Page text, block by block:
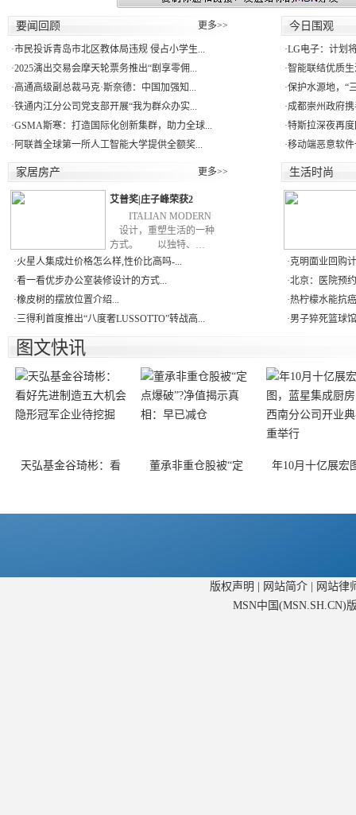
要闻回顾 更多>>
·市民投诉青岛市北区教体局违规 侵占小学生...
·2025演出交易会摩天轮票务推出“剧享零佣...
·高通高级副总裁马克·斯奈德：中国加强知...
·铁通内江分公司党支部开展“我为群众办实...
·GSMA斯寒：打造国际化创新集群，助力全球...
· 阿联酋全球第一所人工智能大学提供全额奖...
今日围观
·LG电子：计划
·智能联结优质
·保护水源地，“
·成都崇州政府
·特斯拉深夜再
·移动端恶意软件
家居房产 更多>>
艾普奖|庄子峰荣获2
ITALIAN MODERN
设计，重塑生活的一种
方式。 以独特、…
·火星人集成灶价格怎么样,性价比高吗-...
·看一看优步办公室装修设计的方式...
·橡皮树的摆放位置介绍...
·三得利首度推出“八度奢LUSSOTTO”转战高...
生活时尚
·克明面业回购
·北京：医院预
·热柠檬水能抗
·男子猝死篮球
图文快讯
天弘基金谷琦彬：看 董承非重仓股被“定 年10月十亿展宏
版权声明 网站简介|
网站律
MSN中国(MSN.SH.CN)